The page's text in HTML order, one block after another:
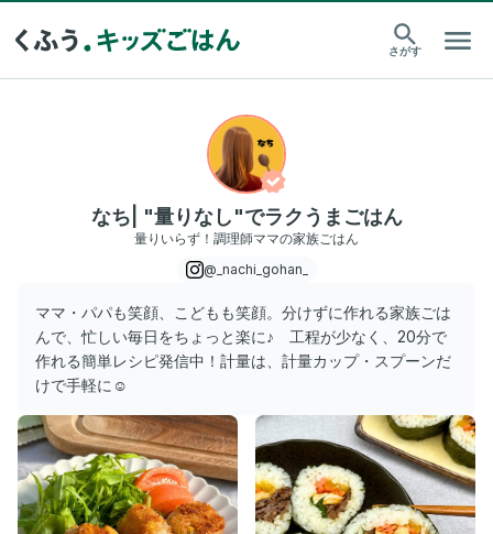
さがす
なち| "量りなし"でラクうまごはん
量りいらず！調理師ママの家族ごはん
@_nachi_gohan_
ママ・パパも笑顔、こどもも笑顔。分けずに作れる家族ごは
んで、忙しい毎日をちょっと楽に♪ 工程が少なく、20分で
作れる簡単レシピ発信中！計量は、計量カップ・スプーンだ
けで手軽に☺️